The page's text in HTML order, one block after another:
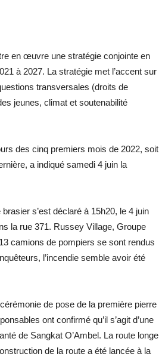
en œuvre une stratégie conjointe en
à 2027. La stratégie met l’accent sur
transversales (droits de
jeunes, climat et soutenabilité
des cinq premiers mois de 2022, soit
a indiqué samedi 4 juin la
s’est déclaré à 15h20, le 4 juin
la rue 371. Russey Village, Groupe
camions de pompiers se sont rendus
l’incendie semble avoir été
de pose de la première pierre
ont confirmé qu’il s’agit d’une
de Sangkat O’Ambel. La route longe
de la route a été lancée à la